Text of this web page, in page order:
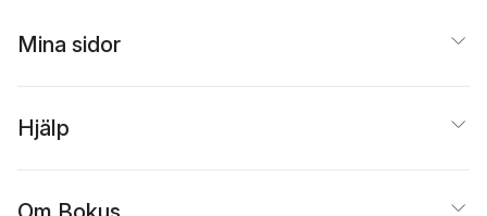
Mina sidor
Hjälp